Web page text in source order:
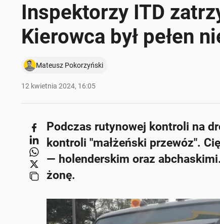
Inspektorzy ITD
Kierowca był pełen
Mateusz Pokorzyński
12 kwietnia 2024, 16:05
Podczas rutynowej kontroli na
kontroli "małżeński przewóz".
— holenderskim oraz
żonę.